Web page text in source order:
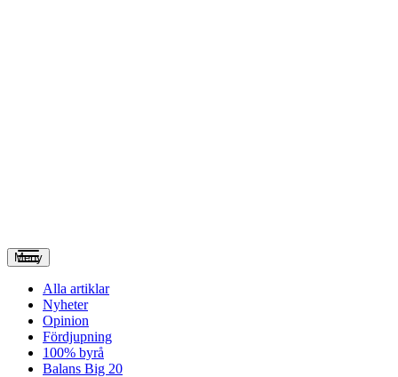
Meny
Alla artiklar
Nyheter
Opinion
Fördjupning
100% byrå
Balans Big 20